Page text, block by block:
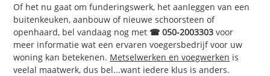
Of het nu gaat om funderingswerk, het aanleggen van een
buitenkeuken, aanbouw of nieuwe schoorsteen of
openhaard, bel vandaag nog met ☎ 050-2003303 voor
meer informatie wat een ervaren voegersbedrijf voor uw
woning kan betekenen. Metselwerken en voegwerken is
veelal maatwerk, dus bel...want iedere klus is anders.